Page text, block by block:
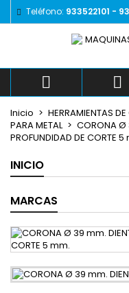
Teléfono: 933522101 -
 
Inicio HERRAMIENTAS
PARA METAL
CORONA Ø
PROFUNDIDAD DE CORTE 5
INICIO
MARCAS
Añadir a la
((title))
((label))
Iniciar
lista de deseos.